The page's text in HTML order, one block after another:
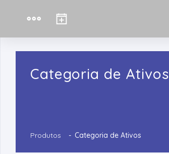
Categoria de Ativos
Produtos Categoria de Ativos